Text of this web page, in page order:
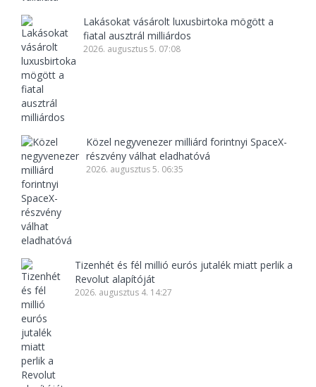
Lakásokat vásárolt luxusbirtoka mögött a
fiatal ausztrál milliárdos
2026. augusztus 5. 07:08
Közel negyvenezer milliárd forintnyi SpaceX-
részvény válhat eladhatóvá
2026. augusztus 5. 06:35
Tizenhét és fél millió eurós jutalék miatt perlik a
Revolut alapítóját
2026. augusztus 4. 14:27